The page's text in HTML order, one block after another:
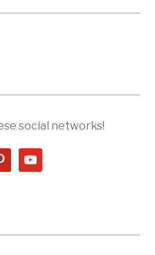
social networks!
youtube